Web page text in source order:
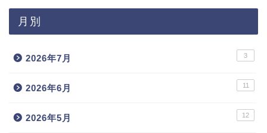
月別
2026年7月 3
2026年6月 11
2026年5月 12